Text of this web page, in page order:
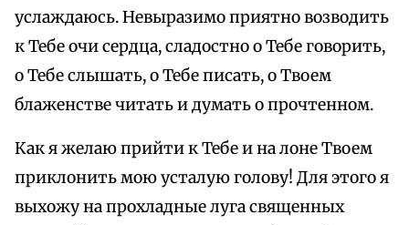
услаждаюсь. Невыразимо приятно возводить
к Тебе очи сердца, сладостно о Тебе говорить,
о Тебе слышать, о Тебе писать, о Твоем
блаженстве читать и думать о прочтенном.
Как я желаю прийти к Тебе и на лоне Твоем
приклонить мою усталую голову! Для этого я
выхожу на прохладные луга священных